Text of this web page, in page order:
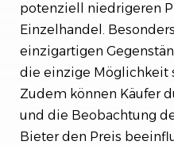
potenziell niedrigeren
Einzelhandel.
einzigartigen
die einzige Möglichkeit
Zudem können Käufer
und die Beobachtung
Bieter den Preis